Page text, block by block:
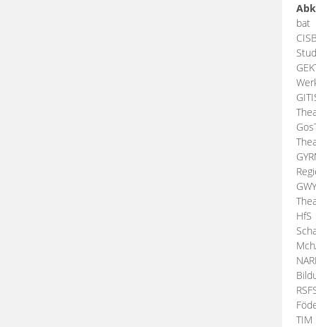
bat
HfS